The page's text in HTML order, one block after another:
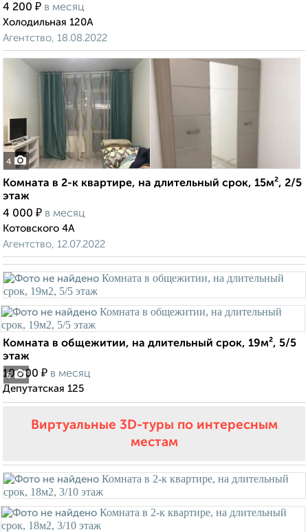
4 200 ₽ в месяц
Холодильная 120А
Агентство, 18.08.2022
4
Комната в 2-к квартире, на длительный срок, 15м², 2/5
этаж
4 000 ₽ в месяц
Котовского 4А
Агентство, 12.07.2022
6
Комната в общежитии, на длительный срок, 19м², 5/5
этаж
10 000 ₽ в месяц
Депутатская 125
Виртуальные 3D-туры по интересным
местам